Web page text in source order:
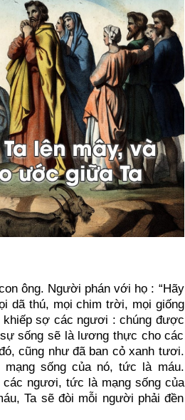
ông. Người phán với họ : “Hãy
dã thú, mọi chim trời, mọi giống
sợ các ngươi : chúng được
sống sẽ là lương thực cho các
cũng như đã ban cỏ xanh tươi.
sống của nó, tức là máu.
ngươi, tức là mạng sống của
Ta sẽ đòi mỗi người phải đền